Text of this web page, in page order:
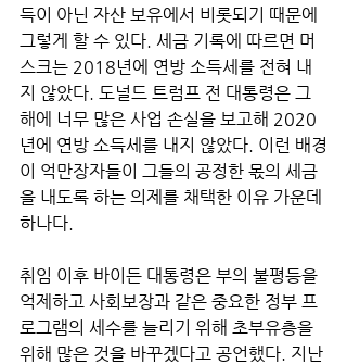
득이 아닌 자산 보유에서 비롯되기 때문에
그렇게 할 수 있다. 세금 기록에 따르면 머
스크는 2018년에 연방 소득세를 전혀 내
지 않았다. 도널드 트럼프 전 대통령은 그
해에 너무 많은 사업 손실을 보고해 2020
년에 연방 소득세를 내지 않았다. 이런 배경
이 억만장자들이 그들의 공정한 몫의 세금
을 내도록 하는 의제를 채택한 이유 가운데
하나다.
취임 이후 바이든 대통령은 부의 불평등을
억제하고 사회보장과 같은 중요한 정부 프
로그램의 세수를 늘리기 위해 초부유층을
위해 많은 것을 바꾸겠다고 공언했다. 지난